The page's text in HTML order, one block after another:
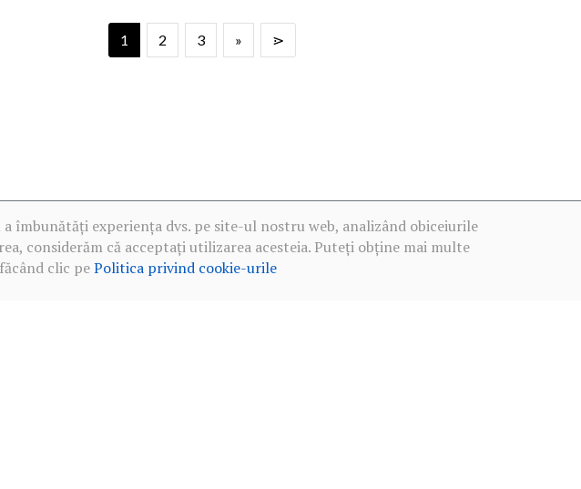
1 2 3 » ⋗
îmbunătăți experiența dvs. pe site-ul nostru web, analizând obiceiurile
considerăm că acceptați utilizarea acesteia. Puteți obține mai multe
clic pePolitica privind cookie-urile